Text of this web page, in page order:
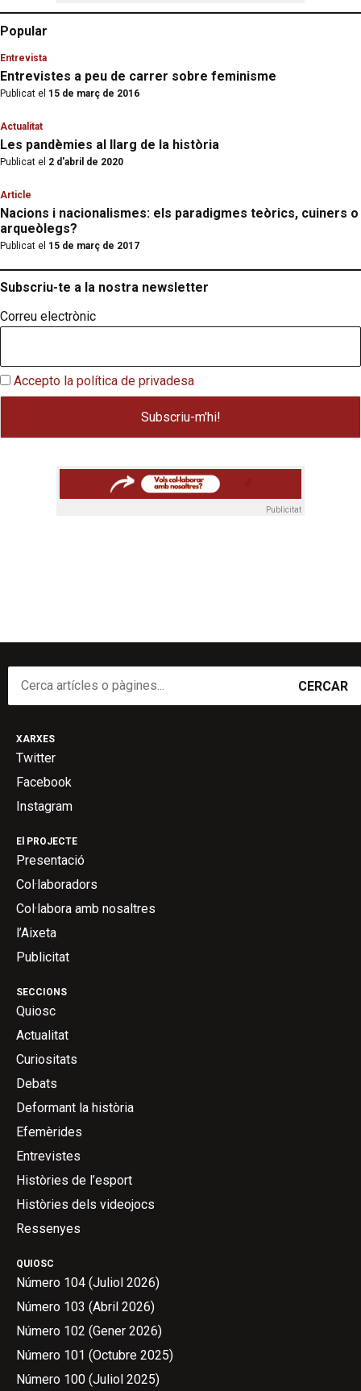
Popular
Entrevista
Entrevistes a peu de carrer sobre feminisme
Publicat el 15 de març de 2016
Actualitat
Les pandèmies al llarg de la història
Publicat el 2 d'abril de 2020
Article
Nacions i nacionalismes: els paradigmes teòrics, cuiners o
arqueòlegs?
Publicat el 15 de març de 2017
Subscriu-te a la nostra newsletter
Correu electrònic
Accepto la política de privadesa
Publicitat
CERCAR
QUIOSC
Número 104 (Juliol 2026)
Número 103 (Abril 2026)
Número 102 (Gener 2026)
Número 101 (Octubre 2025)
Número 100 (Juliol 2025)
SECCIONS
Quiosc
Actualitat
Curiositats
Debats
Deformant la història
Efemèrides
Entrevistes
Històries de l’esport
Històries dels videojocs
Ressenyes
El PROJECTE
Presentació
Col·laboradors
Col·labora amb nosaltres
l’Aixeta
Publicitat
XARXES
Twitter
Facebook
Instagram